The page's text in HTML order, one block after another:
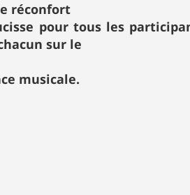
réconfort
pour tous les
sur le
musicale.